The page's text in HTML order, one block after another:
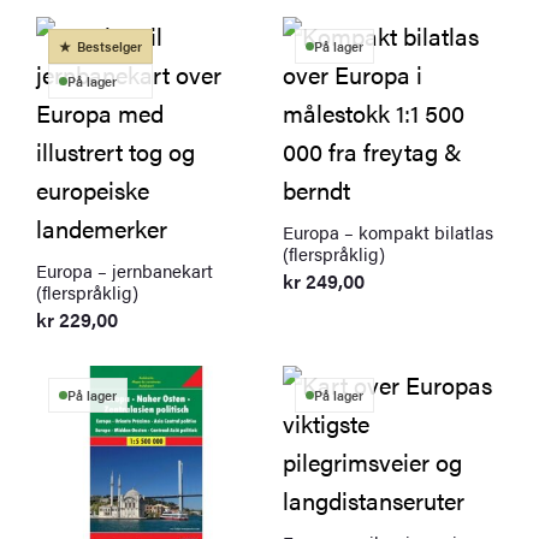
Bestselger
På lager
Europa – jernbanekart
(flerspråklig)
kr229,00
På lager
Europa – kompakt bilatlas
(flerspråklig)
kr249,00
På lager På lager